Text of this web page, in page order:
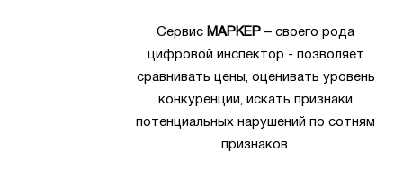
Сервис МАРКЕР – своего рода
цифровой инспектор - позволяет
сравнивать цены, оценивать уровень
конкуренции, искать признаки
потенциальных нарушений по сотням
признаков.